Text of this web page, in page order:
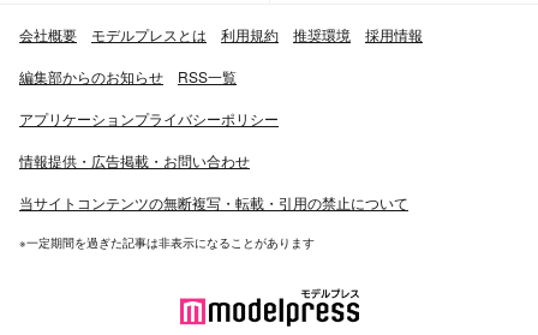
会社概要 モデルプレスとは 利用規約 推奨環境 採用情報
編集部からのお知らせ RSS一覧
アプリケーションプライバシーポリシー
情報提供・広告掲載・お問い合わせ
当サイトコンテンツの無断複写・転載・引用の禁止について
※一定期間を過ぎた記事は非表示になることがあります